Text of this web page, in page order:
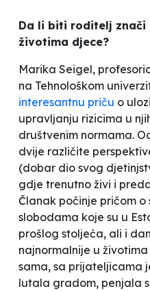
Da li biti roditelj
životima djece?
Marika Seigel,
na Tehnološkom
interesantnu priču o
upravljanju rizicima u
društvenim normama.
dvije različite
(dobar dio svog
gdje trenutno živi i
Članak počinje pričom o
slobodama koje su u
prošlog stoljeća, ali i
najnormalnije u
sama, sa prijateljicama
lutala gradom, penjala